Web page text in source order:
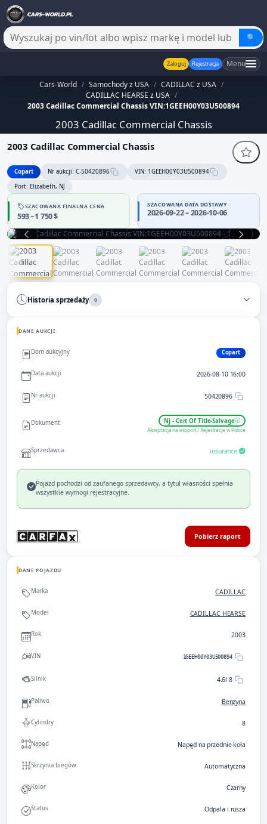
🔍
Zaloguj Rejestracja Menu
Cars-World / Samochody z USA / CADILLAC z USA /
CADILLAC HEARSE z USA /
2003 Cadillac Commercial Chassis VIN:1GEEH00Y03U500894
2003 Cadillac Commercial Chassis
2003 Cadillac Commercial Chassis
Copart Nr aukcji: C-50420896
VIN: 1GEEH00Y03U500894
Port: Elizabeth, NJ
SZACOWANA FINALNA CENA
593 – 1 750 $
SZACOWANA DATA DOSTAWY
2026-09-22 – 2026-10-06
Historia sprzedaży 0
DANE AUKCJI
Dom aukcyjny Copart
Data aukcji 2026-08-10 16:00
Nr aukcji 50420896
Dokument Nj - Cert Of Title-Salvage
Akceptacja na eksport / Rejestracja w Polsce
Sprzedawca insurance
Pojazd pochodzi od zaufanego sprzedawcy, a tytuł własności spełnia
wszystkie wymogi rejestracyjne.
Pobierz raport
DANE POJAZDU
Marka CADILLAC
Model CADILLAC HEARSE
Rok 2003
VIN 1GEEH00Y03U500894
Silnik 4.6l 8
Paliwo Benzyna
Cylindry 8
Napęd Napęd na przednie koła
Skrzynia biegów Automatyczna
Kolor Czarny
Status Odpala i rusza